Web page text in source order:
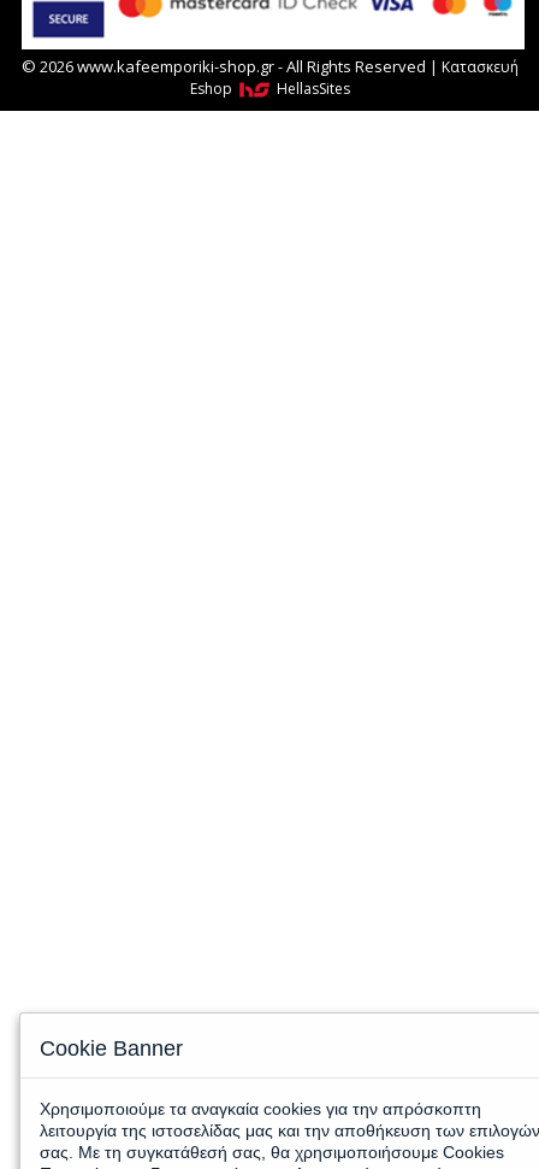
© 2026 www.kafeemporiki-shop.gr - All Rights Reserved | Κατασκευή
Eshop
HellasSites
Cookie Banner
Χρησιμοποιούμε τα αναγκαία cookies για την απρόσκοπτη
λειτουργία της ιστοσελίδας μας και την αποθήκευση των επιλογών
σας. Με τη συγκατάθεσή σας, θα χρησιμοποιήσουμε Cookies